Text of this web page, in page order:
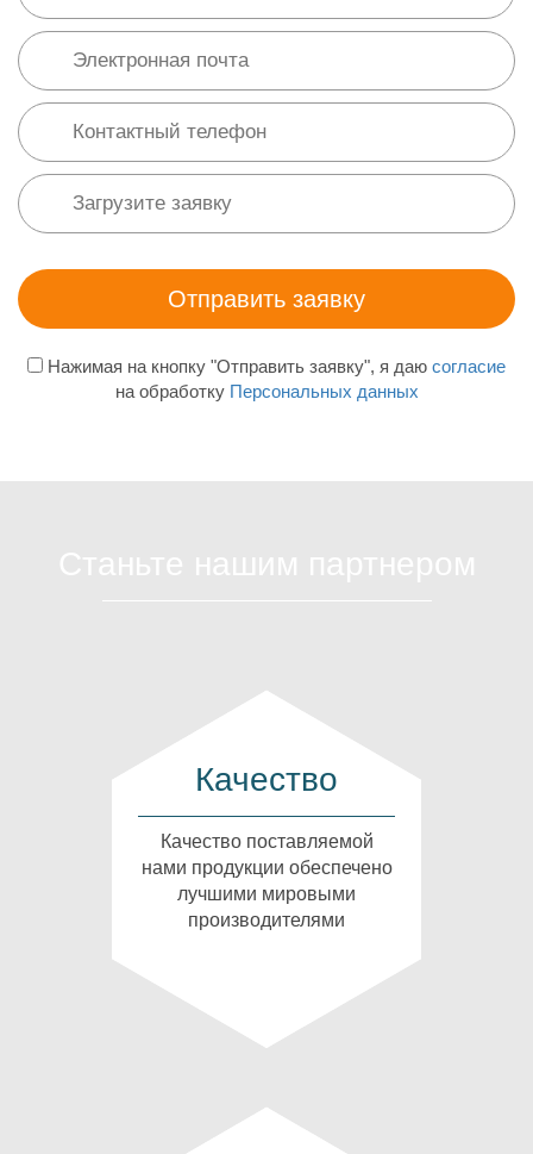
Нажимая на кнопку "Отправить заявку", я даю согласие
на обработку Персональных данных
Качество
Качество поставляемой
нами продукции обеспечено
лучшими мировыми
производителями